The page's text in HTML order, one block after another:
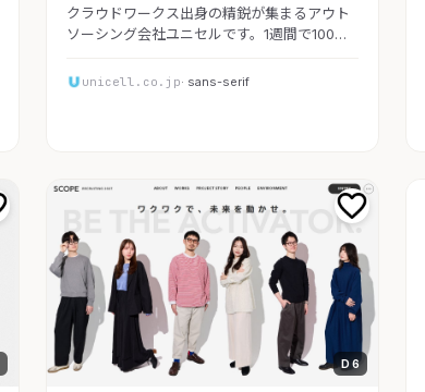
クラウドワークス出身の精鋭が集まるアウト
ソーシング会社ユニセルです。1週間で100…
unicell.co.jp· sans-serif
D 6